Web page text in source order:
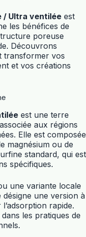
/ Ultra ventilée est
les bénéfices de
poreuse
Découvrons
transformer vos
et vos créations
est une terre
aux régions
Elle est composée
magnésium ou de
standard, qui est
spécifiques.
une variante locale
désigne une version à
rapide.
les pratiques de